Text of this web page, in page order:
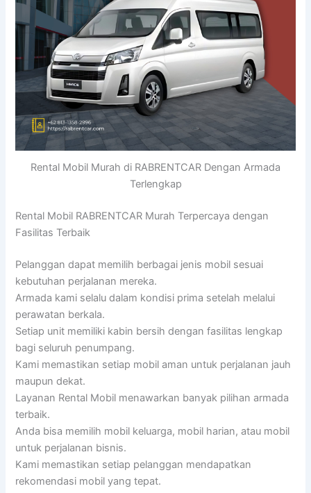
Rental Mobil Murah di RABRENTCAR Dengan Armada
Terlengkap
Rental Mobil RABRENTCAR Murah Terpercaya dengan
Fasilitas Terbaik
Pelanggan dapat memilih berbagai jenis mobil sesuai
kebutuhan perjalanan mereka.
Armada kami selalu dalam kondisi prima setelah melalui
perawatan berkala.
Setiap unit memiliki kabin bersih dengan fasilitas lengkap
bagi seluruh penumpang.
Kami memastikan setiap mobil aman untuk perjalanan jauh
maupun dekat.
Layanan Rental Mobil menawarkan banyak pilihan armada
terbaik.
Anda bisa memilih mobil keluarga, mobil harian, atau mobil
untuk perjalanan bisnis.
Kami memastikan setiap pelanggan mendapatkan
rekomendasi mobil yang tepat.